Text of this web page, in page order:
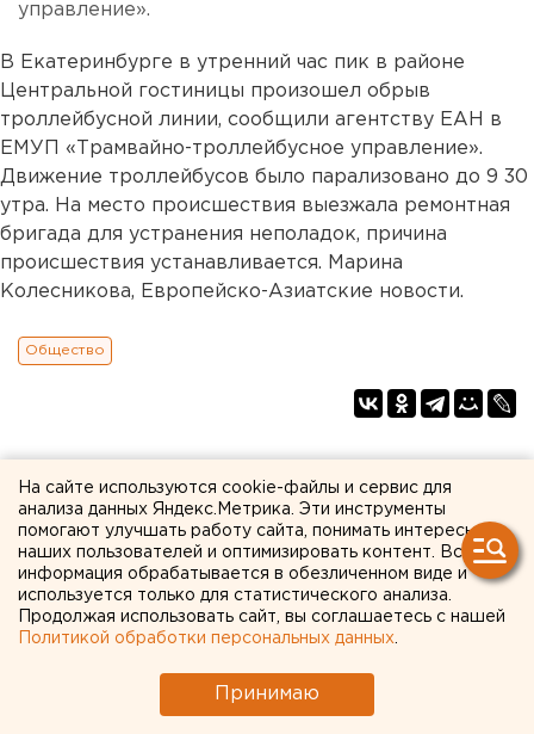
управление».
В Екатеринбурге в утренний час пик в районе
Центральной гостиницы произошел обрыв
троллейбусной линии, сообщили агентству ЕАН в
ЕМУП «Трамвайно-троллейбусное управление».
Движение троллейбусов было парализовано до 9 30
утра. На место происшествия выезжала ремонтная
бригада для устранения неполадок, причина
происшествия устанавливается. Марина
Колесникова, Европейско-Азиатские новости.
Общество
На сайте используются cookie-файлы и сервис для
анализа данных Яндекс.Метрика. Эти инструменты
помогают улучшать работу сайта, понимать интересы
наших пользователей и оптимизировать контент. Вся
информация обрабатывается в обезличенном виде и
используется только для статистического анализа.
Продолжая использовать сайт, вы соглашаетесь с нашей
Политикой обработки персональных данных
Принимаю